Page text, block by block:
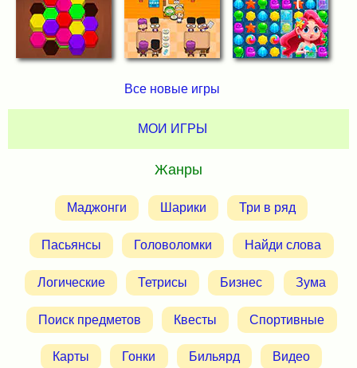
Все новые игры
МОИ ИГРЫ
Жанры
Маджонги Шарики Три в ряд
Пасьянсы Головоломки Найди слова
Логические Тетрисы Бизнес Зума
Поиск предметов Квесты Спортивные
Карты Гонки Бильярд Видео